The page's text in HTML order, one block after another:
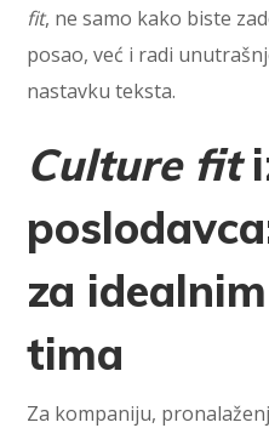
fit, ne samo kako biste
posao, već i radi
nastavku teksta.
Culture fit
za
tima
Za kompaniju,